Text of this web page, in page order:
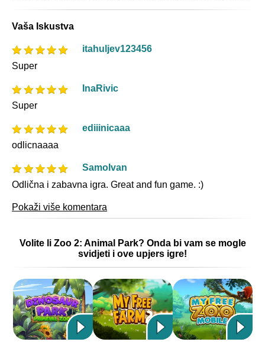
Vaša Iskustva
itahuljev123456
Super
InaRivic
Super
ediiinicaaa
odlicnaaaa
SamoIvan
Odlična i zabavna igra. Great and fun game. :)
Pokaži više komentara
Volite li Zoo 2: Animal Park? Onda bi vam se mogle
svidjeti i ove upjers igre!